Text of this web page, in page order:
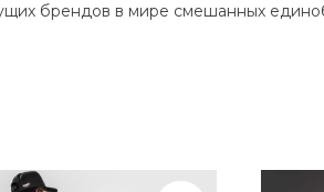
брендов в мире смешанных